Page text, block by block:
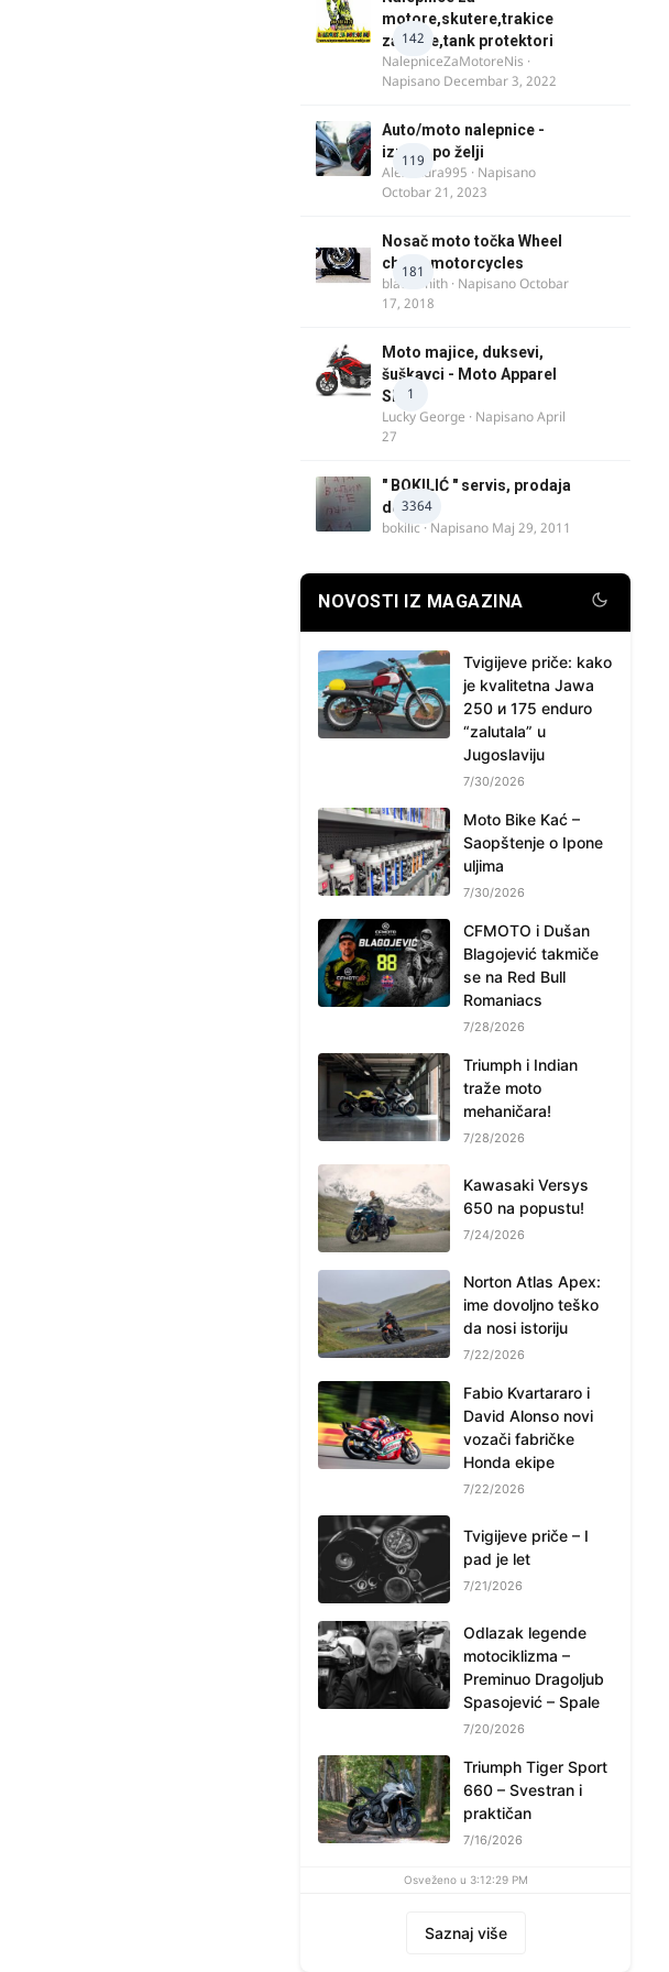
142
motore,skutere,trakice
za felne,tank protektori
NalepniceZaMotoreNis ·
Napisano Decembar 3, 2022
119
Auto/moto nalepnice -
izrada po želji
Alexandra995 · Napisano
Octobar 21, 2023
181
Nosač moto točka Wheel
chock motorcycles
blacksmith · NapisanoOctobar
17, 2018
1
Moto majice, duksevi,
šuškavci - Moto Apparel
SRB
Lucky George · NapisanoApril
27
3364
" BOKILIĆ " servis, prodaja
delova
bokilic · Napisano Maj 29, 2011
NOVOSTI IZ MAGAZINA
Tvigijeve priče: kako
je kvalitetna Jawa
250 и 175 enduro
“zalutala” u
Jugoslaviju
7/30/2026
Moto Bike Kać –
Saopštenje o Ipone
uljima
7/30/2026
CFMOTO i Dušan
Blagojević takmiče
se na Red Bull
Romaniacs
7/28/2026
Triumph i Indian
traže moto
mehaničara!
7/28/2026
Kawasaki Versys
650 na popustu!
7/24/2026
Norton Atlas Apex:
ime dovoljno teško
da nosi istoriju
7/22/2026
Fabio Kvartararo i
David Alonso novi
vozači fabričke
Honda ekipe
7/22/2026
Tvigijeve priče – I
pad je let
7/21/2026
Odlazak legende
motociklizma –
Preminuo Dragoljub
Spasojević – Spale
7/20/2026
Triumph Tiger Sport
660 – Svestran i
praktičan
7/16/2026
Osveženo u 3:12:29 PM
Saznaj više